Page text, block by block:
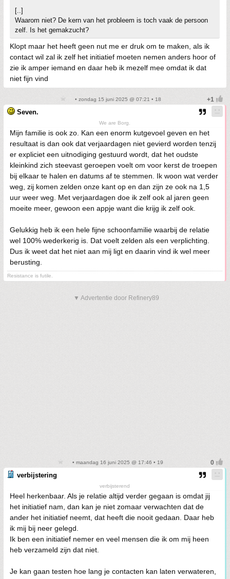
[..]
Waarom niet? De kern van het probleem is toch vaak de persoon
zelf. Is het gemakzucht?
Klopt maar het heeft geen nut me er druk om te maken, als ik
contact wil zal ik zelf het initiatief moeten nemen anders hoor of
zie ik amper iemand en daar heb ik mezelf mee omdat ik dat
niet fijn vind
• zondag 15 juni 2025 @ 07:21 • 18
Seven.
We are Borg.
Mijn familie is ook zo. Kan een enorm kutgevoel geven en het
resultaat is dan ook dat verjaardagen niet gevierd worden tenzij
er expliciet een uitnodiging gestuurd wordt, dat het oudste
kleinkind zich steevast geroepen voelt om voor kerst de troepen
bij elkaar te halen en datums af te stemmen. Ik woon wat verder
weg, zij komen zelden onze kant op en dan zijn ze ook na 1,5
uur weer weg. Met verjaardagen doe ik zelf ook al jaren geen
moeite meer, gewoon een appje want die krijg ik zelf ook.
Gelukkig heb ik een hele fijne schoonfamilie waarbij de relatie
wel 100% wederkerig is. Dat voelt zelden als een verplichting.
Dus ik weet dat het niet aan mij ligt en daarin vind ik wel meer
berusting.
Resistance is futile.
▼ Advertentie door Refinery89
• maandag 16 juni 2025 @ 17:46 • 19
verbijstering
verbijsterend
Heel herkenbaar. Als je relatie altijd verder gegaan is omdat jij
het initiatief nam, dan kan je niet zomaar verwachten dat de
ander het initiatief neemt, dat heeft die nooit gedaan. Daar heb
ik mij bij neer gelegd.
Ik ben een initiatief nemer en veel mensen die ik om mij heen
heb verzameld zijn dat niet.
Je kan gaan testen hoe lang je contacten kan laten verwateren,